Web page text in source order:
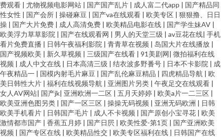
费观看 | 尤物视频电影网站 | 国产国产乱片 | 成人富二代app | 国产精品同
性女性 | 国产会所 | 操碰麻豆 | 国产va在线观看 | 欧美专区 | 狠狠撸、日日
操 | 国产大片免费 | 成人高清免费 | 欧美精品电影在线 | 国产学生妹AV |
欧美浮力草草影院 | 国产在线观看网 | 男人的天堂三级 | av豆花在线| 手机
看片免费直播 | 日韩午夜福利影院 | 青青草在视频 | 岛国大片在线播放 |
国产视频欧美 | 新久草视频 | 三级国产在线看 | 91美剧网| 微拍福利在线
视频 | 成人中文在线 | 日本高清三级 | 结衣波多野番号 | 日本不卡影院 | 成
午夜精品一 | 国模内射毛片麻豆 | 国产乱伦麻豆精品 | 四虎精品导航 | 欧
美日韩性大片 | 福利在线视频导航 | 亚洲图片另类 | 午夜足交在线观看 |
女人AV网站| 国产jk| 亚洲欧洲一二区 | 五月天婷婷 | 欧美a片一二三区 |
欧美亚洲色图另类 | 国产一区三区 | 操操无码视频 | 亚洲无码欧洲 | 日韩
欧美手机看片 | 日韩国产毛片 | 成人不卡视频 | 国产原创小宝寻花 | 欧美
激情都市国产 | 香蕉五月婷 | 国产日屄 | 欧美性爱-第1页 | 国产亚洲欧美
视频 | 国产专区在线 | 欧美精品性交 | 欧美专区福利在线 | 日韩国产在线